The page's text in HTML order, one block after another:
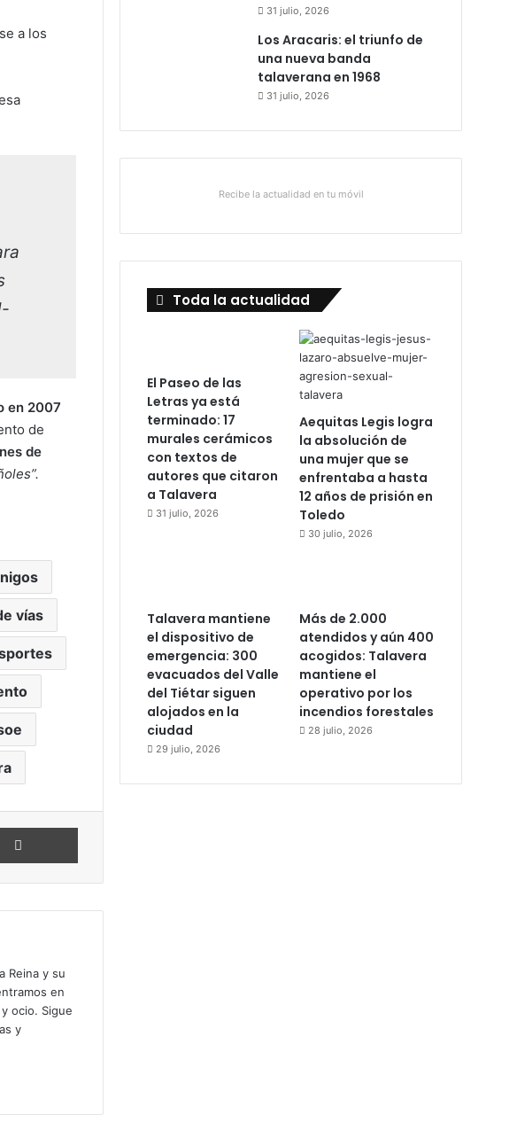
a los
en 2007
de
de
vías
Reina y su
en
ocio. Sigue
y
31 julio, 2026
Los Aracaris: el triunfo de
una nueva banda
talaverana en 1968
31 julio, 2026
Recibe la actualidad en tu móvil
Toda la actualidad
El Paseo de las
Letras ya está
terminado: 17
murales cerámicos
con textos de
autores que citaron
a Talavera
31 julio, 2026
Aequitas Legis logra
la absolución de
una mujer que se
enfrentaba a hasta
12 años de prisión en
Toledo
30 julio, 2026
Talavera mantiene
el dispositivo de
emergencia: 300
evacuados del Valle
del Tiétar siguen
alojados en la
ciudad
29 julio, 2026
Más de 2.000
atendidos y aún 400
acogidos: Talavera
mantiene el
operativo por los
incendios forestales
28 julio, 2026